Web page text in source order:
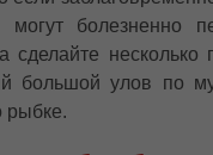
могут болезненно
сделайте несколько
большой улов по
рыбке.